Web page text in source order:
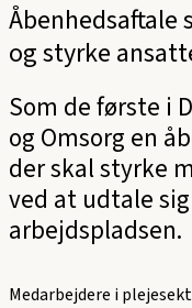
Åbenhedsaftale
og styrke
Som de første i
og Omsorg en
der skal styrke
ved at udtale
arbejdspladsen.
Medarbejdere i